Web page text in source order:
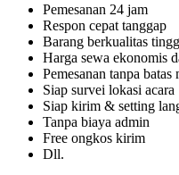
Pemesanan 24 jam
Respon cepat tanggap
Barang berkualitas
Harga sewa ekonomis
Pemesanan tanpa
Siap survei lokasi acara
Siap kirim & setting
Tanpa biaya admin
Free ongkos kirim
Dll.